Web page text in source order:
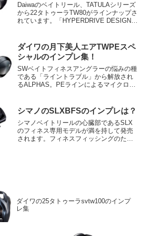
Daiwaのベイトリール、TATULAシリーズ
から22タトゥーラTW80がラインナップさ
れています。「HYPERDRIVE DESIGN」
レームとギア側サイドプレートが...
ダイワの月下美人エアTWPEスペ
シャルのインプレ集！
SWベイトフィネスアングラーの悩みの種
である「ライントラブル」から解放され
るALPHAS。PEラインによるマイクロル
ミン製PE専用AIRスプールとライン放出
性を最大...
シマノのSLXBFSのインプレは？
シマノベイトリールの心臓部であるSLX
のフィネス専用モデルが満を持して発売
されます。フィネスフィッシングのため
ダイワの25タトゥーラsvtw100のインプ
レ集